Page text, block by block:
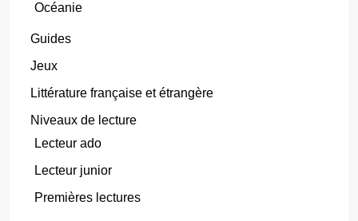
Océanie
Guides
Jeux
Littérature française et étrangère
Niveaux de lecture
Lecteur ado
Lecteur junior
Premières lectures